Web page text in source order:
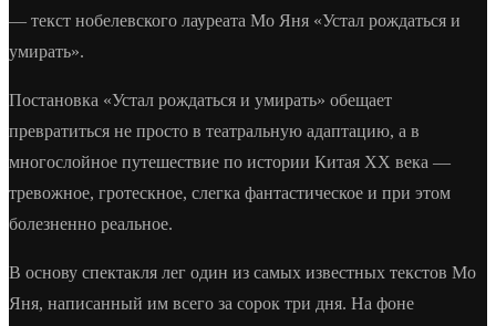
— текст нобелевского лауреата Мо Яня «Устал рождаться и
умирать».
Постановка «Устал рождаться и умирать» обещает
превратиться не просто в театральную адаптацию, а в
многослойное путешествие по истории Китая XX века —
тревожное, гротескное, слегка фантастическое и при этом
болезненно реальное.
В основу спектакля лег один из самых известных текстов Мо
Яня, написанный им всего за сорок три дня. На фоне